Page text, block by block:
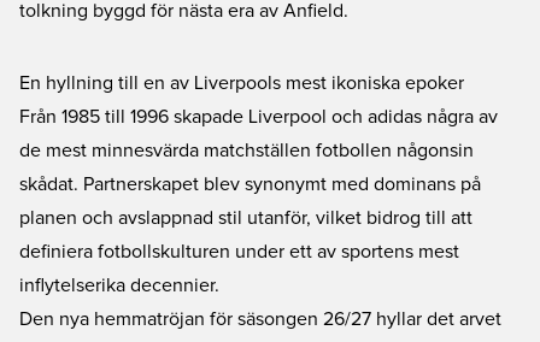
tolkning byggd för nästa era av Anfield.
En hyllning till en av Liverpools mest ikoniska epoker
Från 1985 till 1996 skapade Liverpool och adidas några av
de mest minnesvärda matchställen fotbollen någonsin
skådat. Partnerskapet blev synonymt med dominans på
planen och avslappnad stil utanför, vilket bidrog till att
definiera fotbollskulturen under ett av sportens mest
inflytelserika decennier.
Den nya hemmatröjan för säsongen 26/27 hyllar det arvet